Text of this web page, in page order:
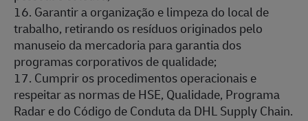
16. Garantir a organização e limpeza do local de
trabalho, retirando os resíduos originados pelo
manuseio da mercadoria para garantia dos
programas corporativos de qualidade;
17. Cumprir os procedimentos operacionais e
respeitar as normas de HSE, Qualidade, Programa
Radar e do Código de Conduta da DHL Supply Chain.